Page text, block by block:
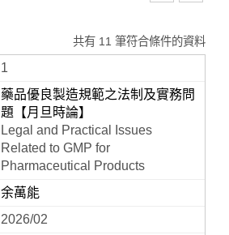
共有 11 筆符合條件的資料
1
藥品優良製造規範之法制及實務問
題【月旦時論】
Legal and Practical Issues
Related to GMP for
Pharmaceutical Products
余萬能
2026/02